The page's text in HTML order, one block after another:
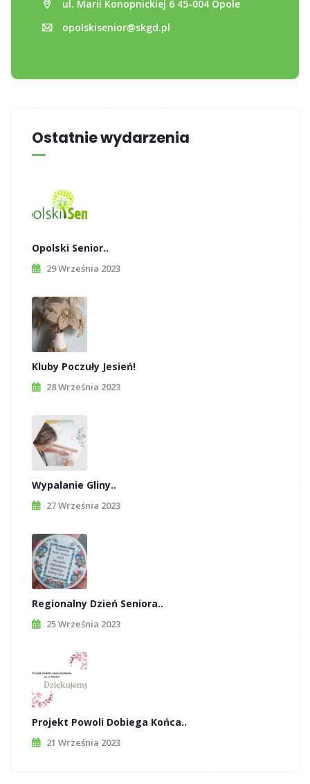
ul. Marii Konopnickiej 6 45-004 Opole
opolskisenior@skgd.pl
Ostatnie wydarzenia
Opolski Senior..
29 Września 2023
Kluby Poczuły Jesień!
28 Września 2023
Wypalanie Gliny..
27 Września 2023
Regionalny Dzień Seniora..
25 Września 2023
Projekt Powoli Dobiega Końca..
21 Września 2023